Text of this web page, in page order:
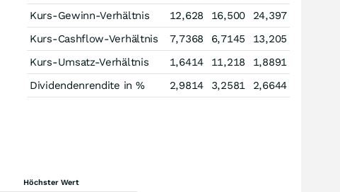
Kurs-Gewinn-Verhältnis 12,628 16,500
24,397
Kurs-Cashflow-Verhältnis
7,7368 6,7145
13,205
Kurs-Umsatz-Verhältnis
1,6414 11,218
1,8891
Dividendenrendite in %
2,9814 3,2581 2,6644
Höchster Wert